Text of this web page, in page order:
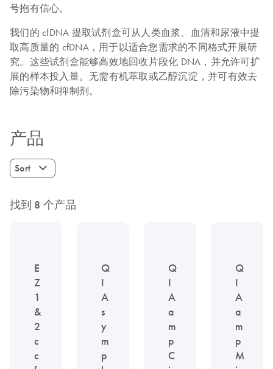
号抱有信心。
我们的 cfDNA 提取试剂盒可从人类血浆、血清和尿液中提
取高质量的 cfDNA，用于以适合您需求的不同格式开展研
究。这些试剂盒能够高效地回收片段化 DNA，并允许可扩
展的样本投入量。无需有机萃取或乙醇沉淀，并可有效去
除污染物和抑制剂。
产品
Sort
找到 8 个产品
E
Z
1
&
2
c
c
Q
I
A
s
y
m
p
Q
I
A
a
m
p
C
Q
I
A
a
m
p
M